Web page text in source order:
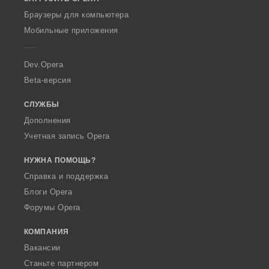
O
p
a
Браузеры для компьютера
Мобильные приложения
Dev.Opera
Beta-версия
СЛУЖБЫ
Дополнения
Учетная запись Opera
НУЖНА ПОМОЩЬ?
Справка и поддержка
Блоги Opera
Форумы Opera
КОМПАНИЯ
Вакансии
Станьте партнером